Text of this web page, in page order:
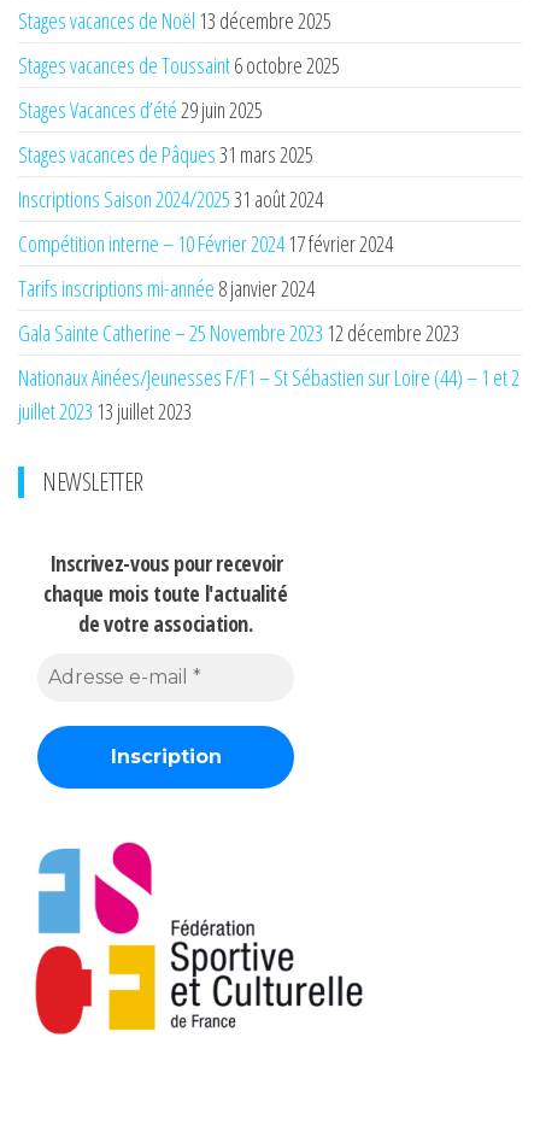
Stages vacances de Noël 13 décembre 2025
Stages vacances de Toussaint6 octobre 2025
Stages Vacances d’été29 juin 2025
Stages vacances de Pâques31 mars 2025
Inscriptions Saison 2024/202531 août 2024
Compétition interne – 10 Février 2024 17 février 2024
Tarifs inscriptions mi-année 8 janvier 2024
Gala Sainte Catherine – 25 Novembre 2023 12 décembre 2023
Nationaux Ainées/Jeunesses F/F1 – St Sébastien sur Loire (44) – 1 et 2
juillet 2023 13 juillet 2023
NEWSLETTER
Inscrivez-vous pour recevoir
chaque mois toute l'actualité
de votre association.